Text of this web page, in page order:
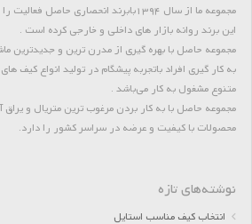
مجموعه ما از سال 1394بابرند انحصاری
این برند روانه بازار های داخلی و خارجی کرده است .
مجموعه حاصل با بهره گیری از مدرن ترین و جدیدترین
به کار گیری افراد باتجربه پیشگام در تولید انواع کیف
متنوع مشغول به کار می‌باشد .
مجموعه حاصل با به کار بردن مرغوب ترین متریال و
محصولات با کیفیت و عرضه در سراسر کشور را دارد.
نوشته‌های تازه
انتخاب کیف مناسب استایل